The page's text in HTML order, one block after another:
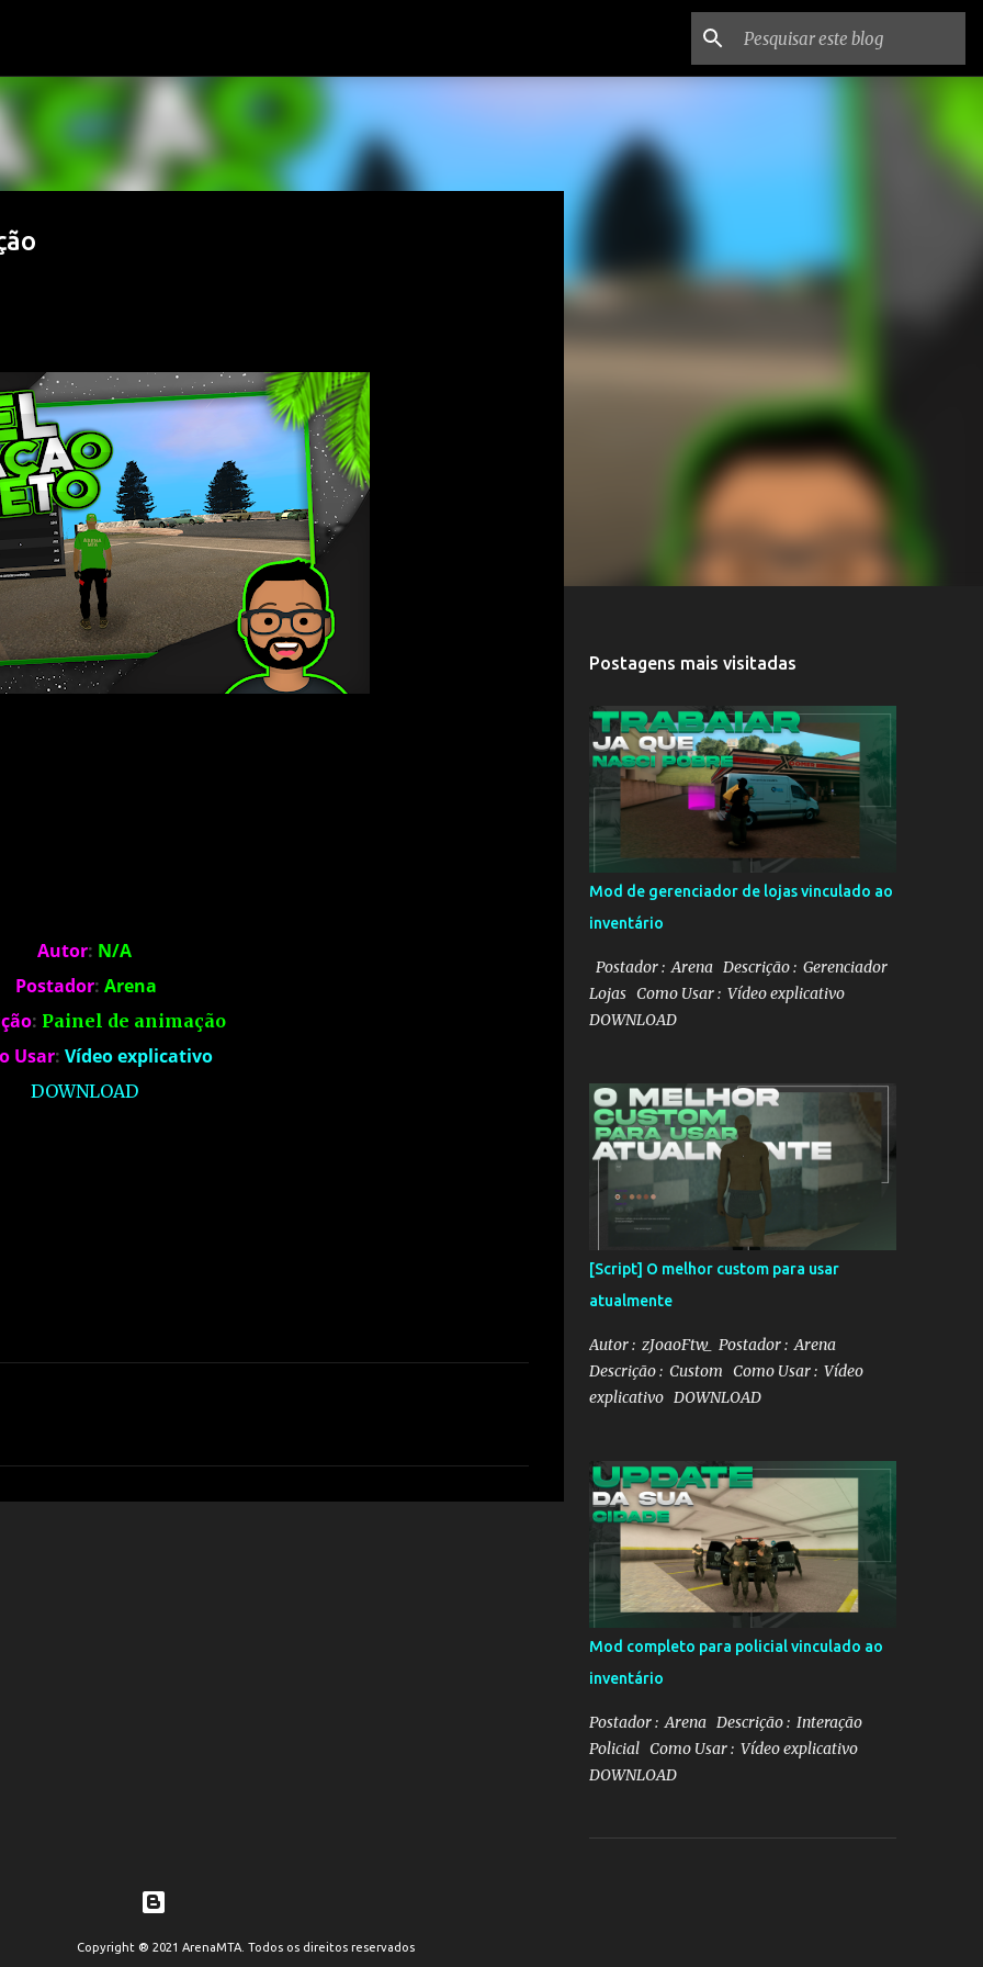
Autor: N/A
Postador: Arena
: Painel de animação
Usar: Vídeo explicativo
DOWNLOAD
Postagens mais visitadas
Mod de gerenciador de lojas vinculado ao
inventário
Postador : Arena Descrição : Gerenciador
Lojas Como Usar : Vídeo explicativo
DOWNLOAD
[Script] O melhor custom para usar
atualmente
Autor : zJoaoFtw_ Postador : Arena
Descrição : Custom Como Usar : Vídeo
explicativo DOWNLOAD
Mod completo para policial vinculado ao
inventário
Postador : Arena Descrição : Interação
Policial Como Usar : Vídeo explicativo
DOWNLOAD
Copyright ® 2021 ArenaMTA. Todos os direitos reservados